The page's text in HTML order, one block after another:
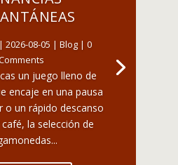
| 2026-08-05 | Blog | 0
un juego lleno de
encaje en una pausa
o un rápido descanso
la selección de